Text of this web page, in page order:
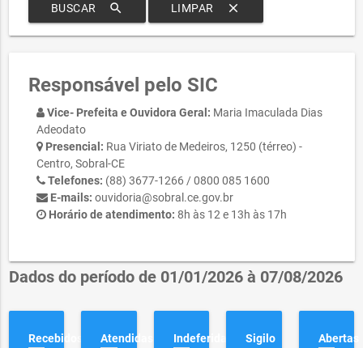
BUSCAR search LIMPAR clear
Responsável pelo SIC
Vice- Prefeita e Ouvidora Geral: Maria Imaculada Dias
Adeodato
Presencial: Rua Viriato de Medeiros, 1250 (térreo) -
Centro, Sobral-CE
Telefones: (88) 3677-1266 / 0800 085 1600
E-mails: ouvidoria@sobral.ce.gov.br
Horário de atendimento: 8h às 12 e 13h às 17h
Dados do período de 01/01/2026 à 07/08/2026
Recebidos Atendidas Indeferidas
Sigilo
Abertas